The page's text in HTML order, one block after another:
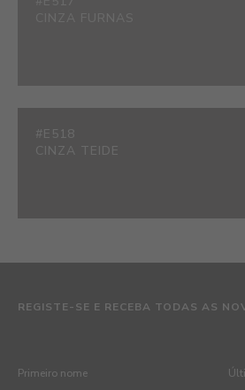
#E518
CINZA TEIDE
REGISTE-SE E RECEBA TODAS AS